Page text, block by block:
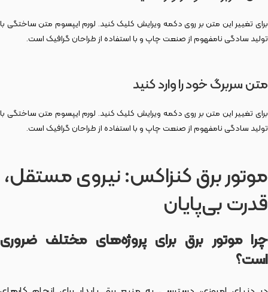
برای تغییر این متن بر روی دکمه ویرایش کلیک کنید. لورم ایپسوم متن ساختگی با
تولید سادگی نامفهوم از صنعت چاپ و با استفاده از طراحان گرافیک است.
متن سربرگ خود را وارد کنید
برای تغییر این متن بر روی دکمه ویرایش کلیک کنید. لورم ایپسوم متن ساختگی با
تولید سادگی نامفهوم از صنعت چاپ و با استفاده از طراحان گرافیک است.
موتور برق کنزاکس: نیروی مستقل،
قدرت بی‌پایان
چرا موتور برق برای پروژه‌های مختلف ضروری
است؟